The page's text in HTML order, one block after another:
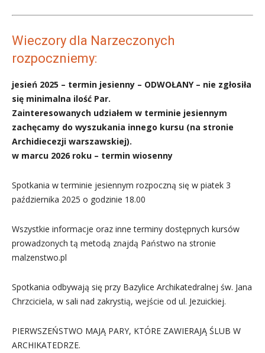
Wieczory dla Narzeczonych
rozpoczniemy:
jesień 2025 – termin jesienny – ODWOŁANY – nie zgłosiła
się minimalna ilość Par.
Zainteresowanych udziałem w terminie jesiennym
zachęcamy do wyszukania innego kursu (na stronie
Archidiecezji warszawskiej).
w marcu 2026 roku – termin wiosenny
Spotkania w terminie jesiennym rozpoczną się w piatek 3
października 2025 o godzinie 18.00
Wszystkie informacje oraz inne terminy dostępnych kursów
prowadzonych tą metodą znajdą Państwo na stronie
malzenstwo.pl
Spotkania odbywają się przy Bazylice Archikatedralnej św. Jana
Chrzciciela, w sali nad zakrystią, wejście od ul. Jezuickiej.
PIERWSZEŃSTWO MAJĄ PARY, KTÓRE ZAWIERAJĄ ŚLUB W
ARCHIKATEDRZE.